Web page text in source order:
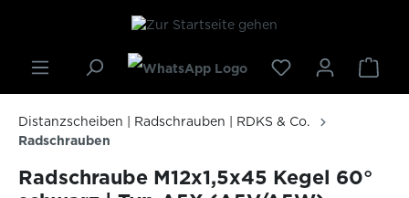
Distanzscheiben | Radschrauben | RDKS & Co.
Radschrauben
Radschraube M12x1,5x45 Kegel 60°